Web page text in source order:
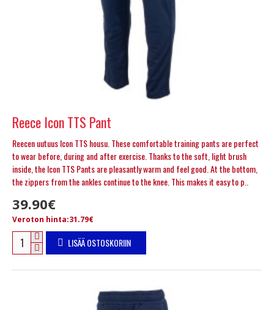
Reece Icon TTS Pant
Reecen uutuus Icon TTS housu. These comfortable training pants are perfect
to wear before, during and after exercise. Thanks to the soft, light brush
inside, the Icon TTS Pants are pleasantly warm and feel good. At the bottom,
the zippers from the ankles continue to the knee. This makes it easy to p..
39.90€
Veroton hinta:31.79€
LISÄÄ OSTOSKORIIN